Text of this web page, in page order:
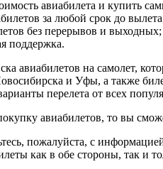
авиабилета и купить
за любой срок до
без перерывов и выходных;
поддержка.
авиабилетов на самолет,
и Уфы, а также
перелета от всех
авиабилетов, то вы
пожалуйста, с
как в обе стороны, так и